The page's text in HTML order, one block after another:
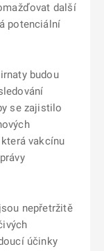
další
potenciální
budou
se zajistilo
vakcínu
nepřetržitě
účinky